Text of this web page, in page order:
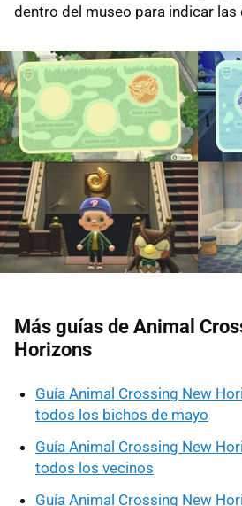
dentro del museo para indicar las
Más guías de Animal
Horizons
Guía Animal Crossing New
todos los bichos de mayo
Guía Animal Crossing New
todos los vecinos
Guía Animal Crossing New